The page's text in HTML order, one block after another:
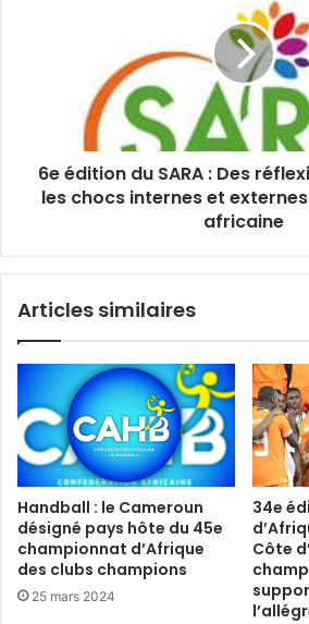
6e édition du SARA : Des
les chocs internes et
africaine
Articles similaires
Handball : le Cameroun
désigné pays hôte du 45e
championnat d’Afrique
des clubs champions
25 mars 2024
34e
Côte